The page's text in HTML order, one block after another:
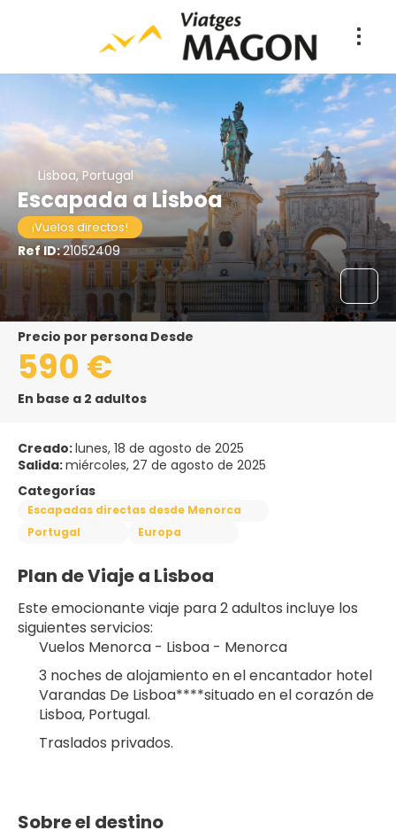
Lisboa, Portugal
Escapada a Lisboa
¡Vuelos directos!
Ref ID:21052409
precio por persona Desde
590 €
En base a 2 adultos
Creado:lunes, 18 de agosto de 2025
Salida:miércoles, 27 de agosto de 2025
Categorías
Escapadas directas desde Menorca
Portugal
Europa
Plan de Viaje a Lisboa
Este emocionante viaje para 2 adultos incluye los
siguientes servicios:
Vuelos Menorca - Lisboa - Menorca
3 noches de alojamiento en el encantador hotel
Varandas De Lisboa****situado en el corazón de
Lisboa, Portugal.
Traslados privados.
Sobre el destino